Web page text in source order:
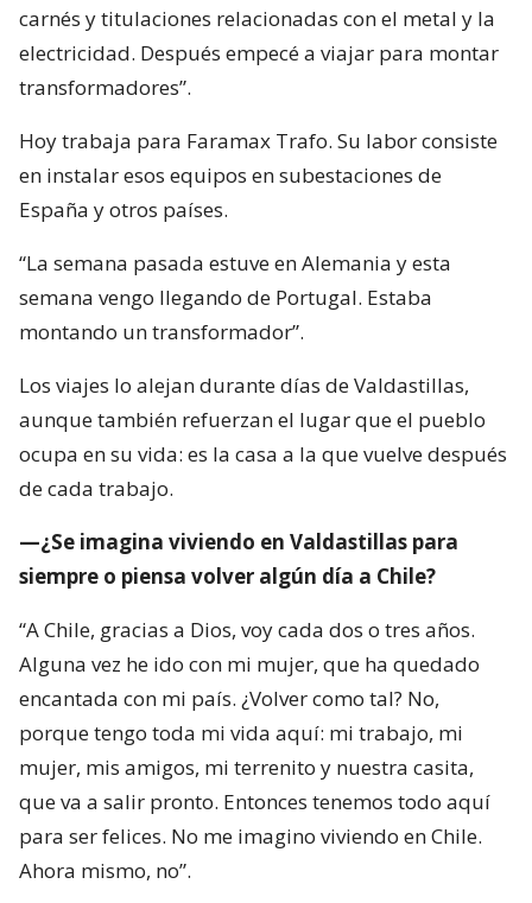
carnés y titulaciones relacionadas con el metal y la
electricidad. Después empecé a viajar para montar
transformadores”.
Hoy trabaja para Faramax Trafo. Su labor consiste
en instalar esos equipos en subestaciones de
España y otros países.
“La semana pasada estuve en Alemania y esta
semana vengo llegando de Portugal. Estaba
montando un transformador”.
Los viajes lo alejan durante días de Valdastillas,
aunque también refuerzan el lugar que el pueblo
ocupa en su vida: es la casa a la que vuelve después
de cada trabajo.
—¿Se imagina viviendo en Valdastillas para
siempre o piensa volver algún día a Chile?
“A Chile, gracias a Dios, voy cada dos o tres años.
Alguna vez he ido con mi mujer, que ha quedado
encantada con mi país. ¿Volver como tal? No,
porque tengo toda mi vida aquí: mi trabajo, mi
mujer, mis amigos, mi terrenito y nuestra casita,
que va a salir pronto. Entonces tenemos todo aquí
para ser felices. No me imagino viviendo en Chile.
Ahora mismo, no”.